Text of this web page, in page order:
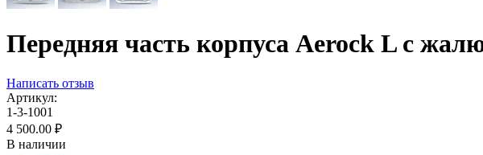
Передняя часть корпуса Aerock L с
Написать отзыв
Артикул:
1-3-1001
4 500.00 ₽
В наличии